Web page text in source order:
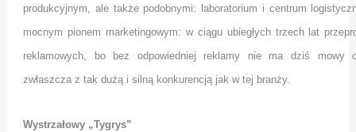
produkcyjnym, ale także podobnymi: laboratorium i centrum
mocnym pionem marketingowym: w ciągu ubiegłych trzech lat
reklamowych, bo bez odpowiedniej reklamy nie ma dziś mowy
zwłaszcza z tak dużą i silną konkurencją jak w tej branży.
Wystrzałowy „Tygrys”